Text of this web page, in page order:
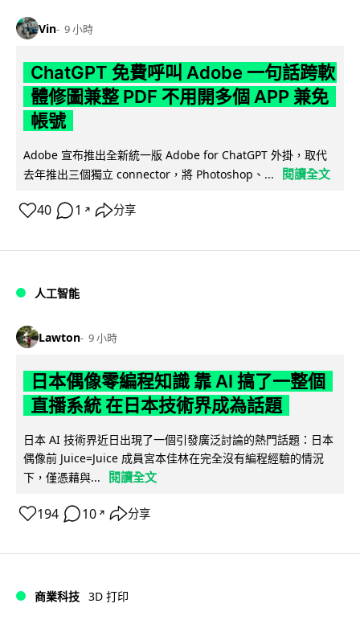
Vin 9 小時
ChatGPT 免費呼叫 Adobe 一句話跨軟
體修圖兼整 PDF 不用開多個 APP 兼免
帳號
Adobe 宣布推出全新統一版 Adobe for ChatGPT 外掛，取代
去年推出三個獨立 connector，將 Photoshop、...
閱讀全文
40 1 ↗ 分享
人工智能
Lawton 9 小時
日本偶像零編程知識 靠 AI 搞了一整個
直播系統 在日本技術界成為話題
日本 AI 技術界近日出現了一個引發廣泛討論的熱門話題：日本
偶像前 Juice=Juice 成員宮本佳林在完全沒有編程經驗的情況
下，僅憑藉與...
閱讀全文
194 10 ↗ 分享
商業科技 3D 打印